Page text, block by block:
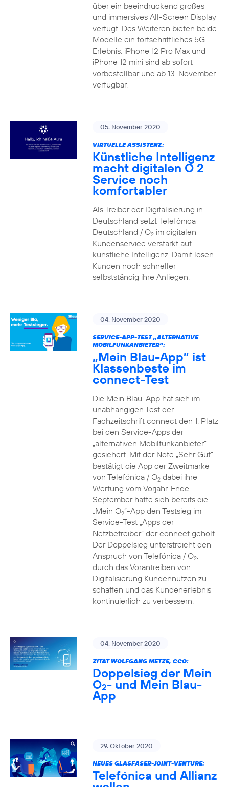
über ein beeindruckend großes
und immersives All-Screen Display
verfügt. Des Weiteren bieten beide
Modelle ein fortschrittliches 5G-
Erlebnis. iPhone 12 Pro Max und
iPhone 12 mini sind ab sofort
vorbestellbar und ab 13. November
verfügbar.
05. November 2020
VIRTUELLE ASSISTENZ:
Künstliche Intelligenz
macht digitalen O 2
Service noch
komfortabler
Als Treiber der Digitalisierung in
Deutschland setzt Telefónica
Deutschland / O2im digitalen
Kundenservice verstärkt auf
künstliche Intelligenz. Damit lösen
Kunden noch schneller
selbstständig ihre Anliegen.
04. November 2020
SERVICE-APP-TEST „ALTERNATIVE
MOBILFUNKANBIETER“:
„Mein Blau-App” ist
Klassenbeste im
connect-Test
Die Mein Blau-App hat sich im
unabhängigen Test der
Fachzeitschrift connect den 1. Platz
bei den Service-Apps der
„alternativen Mobilfunkanbieter“
gesichert. Mit der Note „Sehr Gut“
bestätigt die App der Zweitmarke
von Telefónica / O2dabei ihre
Wertung vom Vorjahr. Ende
September hatte sich bereits die
„Mein O2“-App den Testsieg im
Service-Test „Apps der
Netzbetreiber“ der connect geholt.
Der Doppelsieg unterstreicht den
Anspruch von Telefónica / O2,
durch das Vorantreiben von
Digitalisierung Kundennutzen zu
schaffen und das Kundenerlebnis
kontinuierlich zu verbessern.
04. November 2020
ZITAT WOLFGANG METZE, CCO:
Doppelsieg der Mein
O2- und Mein Blau-
App
29. Oktober 2020
NEUES GLASFASER-JOINT-VENTURE:
Telefónica und Allianz